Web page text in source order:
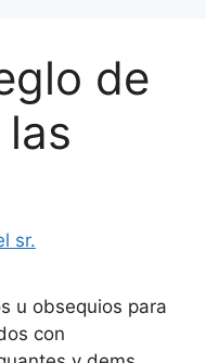
de
sr.
u obsequios para
con